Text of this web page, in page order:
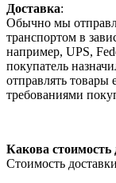
Доставка:
Обычно мы
транспортом в
например, UPS,
покупатель
отправлять товары
требованиями
Какова стоимость
Стоимость